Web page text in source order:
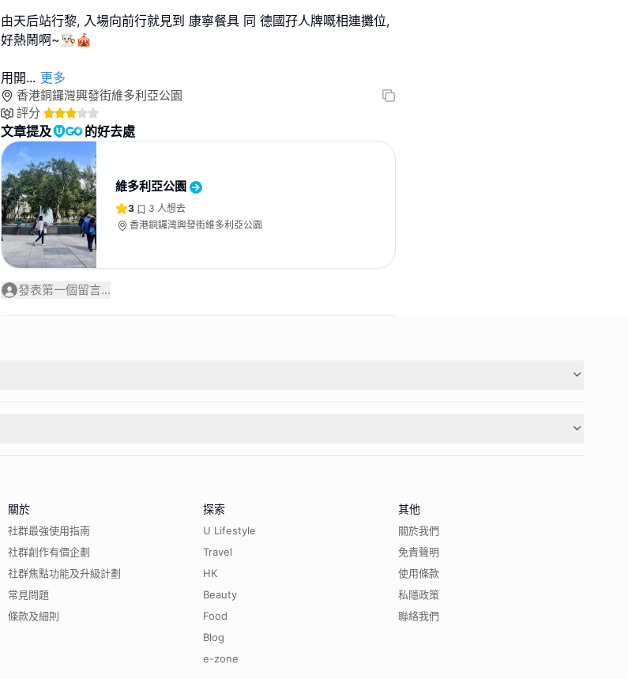
由天后站行黎, 入場向前行就見到 康寧餐具 同 德國孖人牌嘅相連攤位,
好熱鬧啊~👨🏻‍🍳🎪
用開... 更多
香港銅鑼灣興發街維多利亞公園
評分
文章提及 的好去處
維多利亞公園
3 3 人想去
香港銅鑼灣興發街維多利亞公園
發表第一個留言...
關於
社群最強使用指南
社群創作有價企劃
社群焦點功能及升級計劃
常見問題
條款及細則
探索
U Lifestyle
Travel
HK
Beauty
Food
Blog
e-zone
其他
關於我們
免責聲明
使用條款
私隱政策
聯絡我們